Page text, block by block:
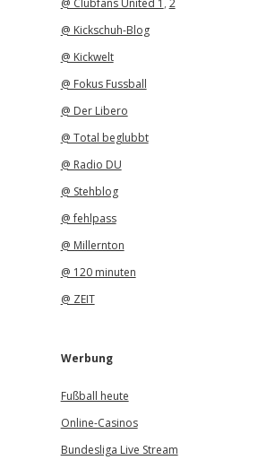
@ Clubfans United 1 , 2
@ Kickschuh-Blog
@ Kickwelt
@ Fokus Fussball
@ Der Libero
@ Total beglubbt
@ Radio DU
@ Stehblog
@ fehlpass
@ Millernton
@ 120 minuten
@ ZEIT
Werbung
Fußball heute
Online-Casinos
Bundesliga Live Stream